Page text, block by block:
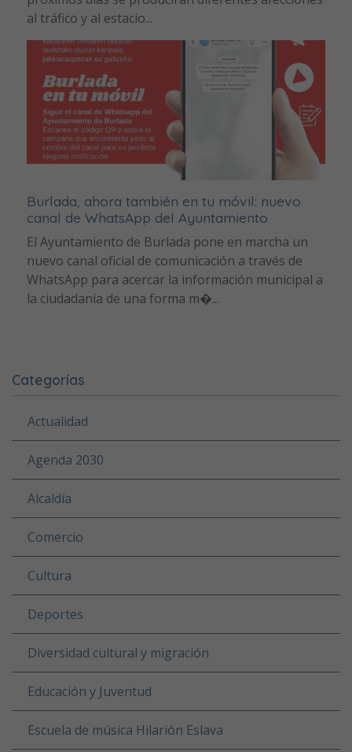
al tráfico y al estacio...
Burlada, ahora también en tu móvil: nuevo
canal de WhatsApp del Ayuntamiento
El Ayuntamiento de Burlada pone en marcha un
nuevo canal oficial de comunicación a través de
WhatsApp para acercar la información municipal a
la ciudadanía de una forma m�...
Categorías
Actualidad
Agenda 2030
Alcaldía
Comercio
Cultura
Deportes
Diversidad cultural y migración
Educación y Juventud
Escuela de música Hilarión Eslava